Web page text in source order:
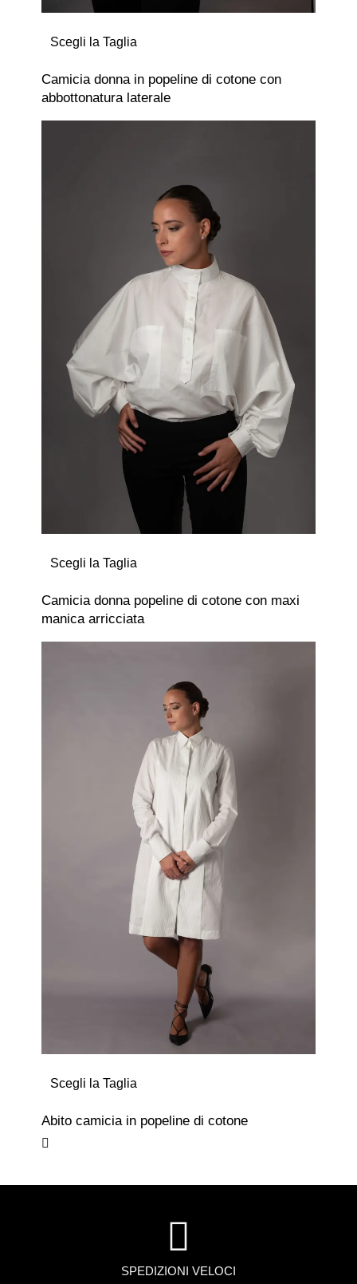
Scegli la Taglia
Camicia donna in popeline di cotone con
abbottonatura laterale
Scegli la Taglia
Camicia donna popeline di cotone con maxi
manica arricciata
Scegli la Taglia
Abito camicia in popeline di cotone
SPEDIZIONI VELOCI